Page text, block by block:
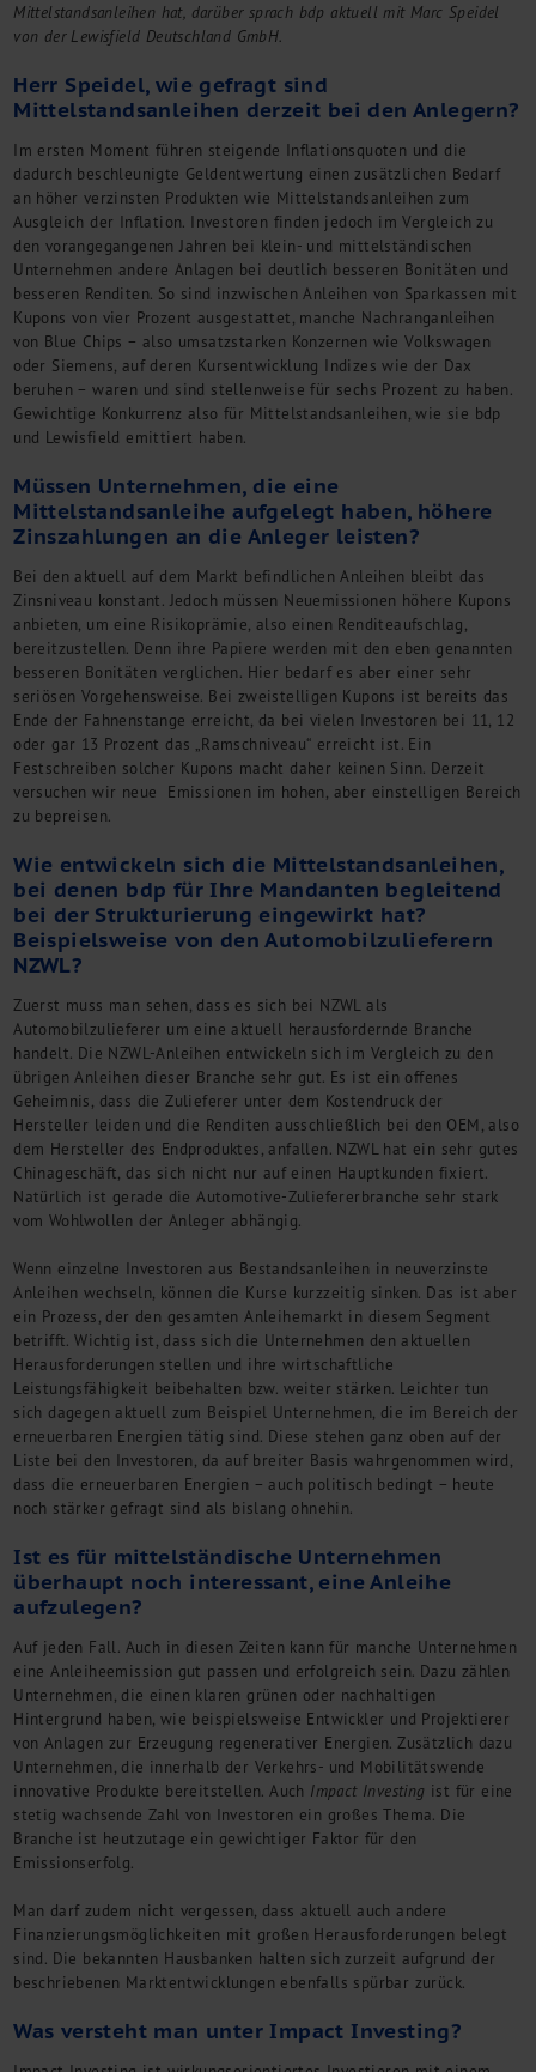
Mittelstandsanleihen hat, darüber sprach bdp aktuell mit Marc Speidel
von der Lewisfield Deutschland GmbH.
Herr Speidel, wie gefragt sind
Mittelstandsanleihen derzeit bei den Anlegern?
Im ersten Moment führen steigende Inflationsquoten und die
dadurch beschleunigte Geldentwertung einen zusätzlichen Bedarf
an höher verzinsten Produkten wie Mittelstandsanleihen zum
Ausgleich der Inflation. Investoren finden jedoch im Vergleich zu
den vorangegangenen Jahren bei klein- und mittelständischen
Unternehmen andere Anlagen bei deutlich besseren Bonitäten und
besseren Renditen. So sind inzwischen Anleihen von Sparkassen mit
Kupons von vier Prozent ausgestattet, manche Nachranganleihen
von Blue Chips – also umsatzstarken Konzernen wie Volkswagen
oder Siemens, auf deren Kursentwicklung Indizes wie der Dax
beruhen – waren und sind stellenweise für sechs Prozent zu haben.
Gewichtige Konkurrenz also für Mittelstandsanleihen, wie sie bdp
und Lewisfield emittiert haben.
Müssen Unternehmen, die eine
Mittelstandsanleihe aufgelegt haben, höhere
Zinszahlungen an die Anleger leisten?
Bei den aktuell auf dem Markt befindlichen Anleihen bleibt das
Zinsniveau konstant. Jedoch müssen Neuemissionen höhere Kupons
anbieten, um eine Risikoprämie, also einen Renditeaufschlag,
bereitzustellen. Denn ihre Papiere werden mit den eben genannten
besseren Bonitäten verglichen. Hier bedarf es aber einer sehr
seriösen Vorgehensweise. Bei zweistelligen Kupons ist bereits das
Ende der Fahnenstange erreicht, da bei vielen Investoren bei 11, 12
oder gar 13 Prozent das „Ramschniveau“ erreicht ist. Ein
Festschreiben solcher Kupons macht daher keinen Sinn. Derzeit
versuchen wir neue Emissionen im hohen, aber einstelligen Bereich
zu bepreisen.
Wie entwickeln sich die Mittelstandsanleihen,
bei denen bdp für Ihre Mandanten begleitend
bei der Strukturierung eingewirkt hat?
Beispielsweise von den Automobilzulieferern
NZWL?
Zuerst muss man sehen, dass es sich bei NZWL als
Automobilzulieferer um eine aktuell herausfordernde Branche
handelt. Die NZWL-Anleihen entwickeln sich im Vergleich zu den
übrigen Anleihen dieser Branche sehr gut. Es ist ein offenes
Geheimnis, dass die Zulieferer unter dem Kostendruck der
Hersteller leiden und die Renditen ausschließlich bei den OEM, also
dem Hersteller des Endproduktes, anfallen. NZWL hat ein sehr gutes
Chinageschäft, das sich nicht nur auf einen Hauptkunden fixiert.
Natürlich ist gerade die Automotive-Zuliefererbranche sehr stark
vom Wohlwollen der Anleger abhängig.
Wenn einzelne Investoren aus Bestandsanleihen in neuverzinste
Anleihen wechseln, können die Kurse kurzzeitig sinken. Das ist aber
ein Prozess, der den gesamten Anleihemarkt in diesem Segment
betrifft. Wichtig ist, dass sich die Unternehmen den aktuellen
Herausforderungen stellen und ihre wirtschaftliche
Leistungsfähigkeit beibehalten bzw. weiter stärken. Leichter tun
sich dagegen aktuell zum Beispiel Unternehmen, die im Bereich der
erneuerbaren Energien tätig sind. Diese stehen ganz oben auf der
Liste bei den Investoren, da auf breiter Basis wahrgenommen wird,
dass die erneuerbaren Energien – auch politisch bedingt – heute
noch stärker gefragt sind als bislang ohnehin.
Ist es für mittelständische Unternehmen
überhaupt noch interessant, eine Anleihe
aufzulegen?
Auf jeden Fall. Auch in diesen Zeiten kann für manche Unternehmen
eine Anleiheemission gut passen und erfolgreich sein. Dazu zählen
Unternehmen, die einen klaren grünen oder nachhaltigen
Hintergrund haben, wie beispielsweise Entwickler und Projektierer
von Anlagen zur Erzeugung regenerativer Energien. Zusätzlich dazu
Unternehmen, die innerhalb der Verkehrs- und Mobilitätswende
innovative Produkte bereitstellen. Auch Impact Investing ist für eine
stetig wachsende Zahl von Investoren ein großes Thema. Die
Branche ist heutzutage ein gewichtiger Faktor für den
Emissionserfolg.
Man darf zudem nicht vergessen, dass aktuell auch andere
Finanzierungsmöglichkeiten mit großen Herausforderungen belegt
sind. Die bekannten Hausbanken halten sich zurzeit aufgrund der
beschriebenen Marktentwicklungen ebenfalls spürbar zurück.
Was versteht man unter Impact Investing?